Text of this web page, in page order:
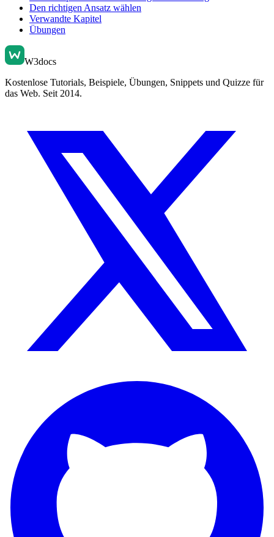
Den richtigen Ansatz wählen
Verwandte Kapitel
Übungen
W3docs
Kostenlose Tutorials, Beispiele, Übungen, Snippets und Quizze für
das Web. Seit 2014.